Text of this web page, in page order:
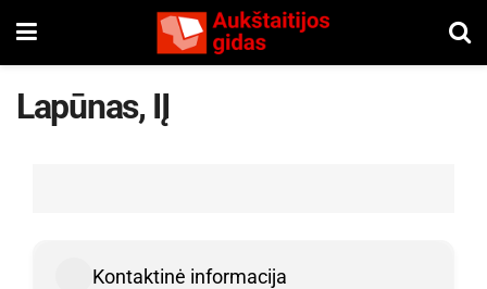
Lapūnas, IĮ
Kontaktinė informacija